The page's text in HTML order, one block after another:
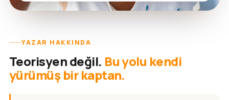
YAZAR HAKKINDA
Teorisyen değil. Bu yolu kendi
yürümüş bir kaptan.